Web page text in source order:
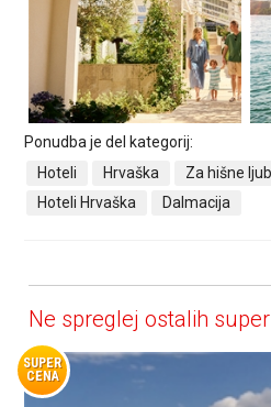
Ponudba je del kategorij:
Hoteli
Hrvaška
Za hišne
Hoteli Hrvaška
Dalmacija
Ne spreglej ostalih
SUPER
CENA